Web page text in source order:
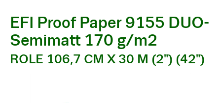
EFI Proof Paper 9155 DUO-
Semimatt 170 g/m2
ROLE 106,7 CM X 30 M (2") (42")